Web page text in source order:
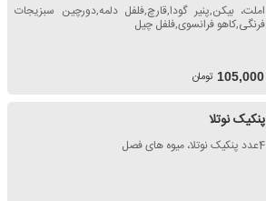
املت، بیکن,پنیر گودا,قارچ,فلفل دلمه,دورچین سبزیجات
فرنگی,کاهو فرانسوی,فلفل چیل
105,000 تومان
پنکیک نوتلا
4عدد پنکیک نوتلا، میوه های فصل